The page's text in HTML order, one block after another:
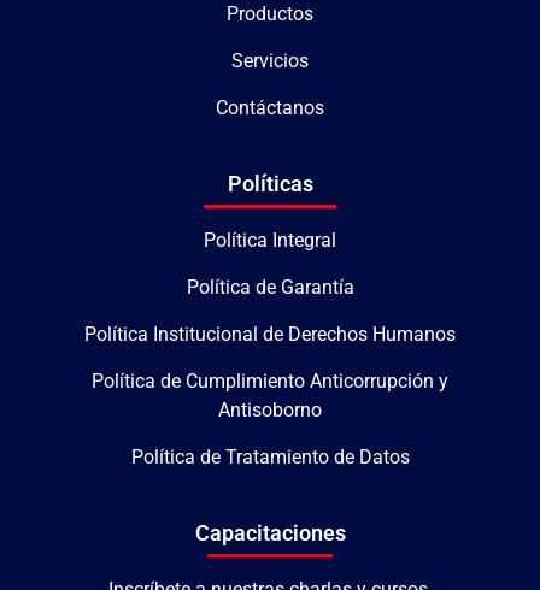
Productos
Servicios
Contáctanos
Políticas
Política Integral
Política de Garantía
Política Institucional de Derechos Humanos
Política de Cumplimiento Anticorrupción y
Antisoborno
Política de Tratamiento de Datos
Capacitaciones